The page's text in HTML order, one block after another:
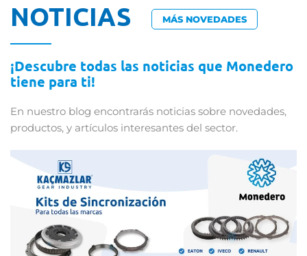
NOTICIAS MÁS NOVEDADES
¡Descubre todas las noticias que Monedero
tiene para ti!
En nuestro blog encontrarás noticias sobre novedades,
productos, y artículos interesantes del sector.